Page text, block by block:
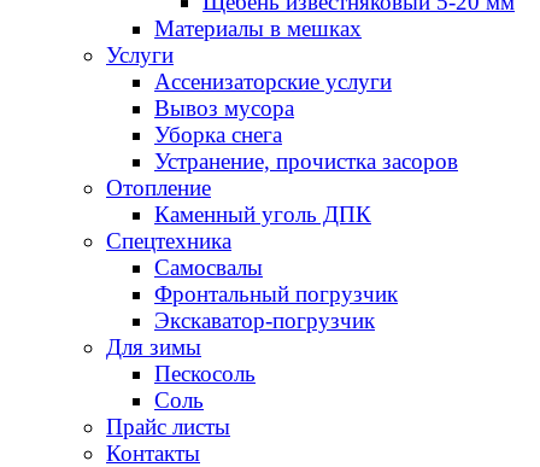
Материалы в мешках
Услуги
Ассенизаторские услуги
Вывоз мусора
Уборка снега
Устранение, прочистка засоров
Отопление
Каменный уголь ДПК
Спецтехника
Самосвалы
Фронтальный погрузчик
Экскаватор-погрузчик
Для зимы
Пескосоль
Соль
Прайс листы
Контакты